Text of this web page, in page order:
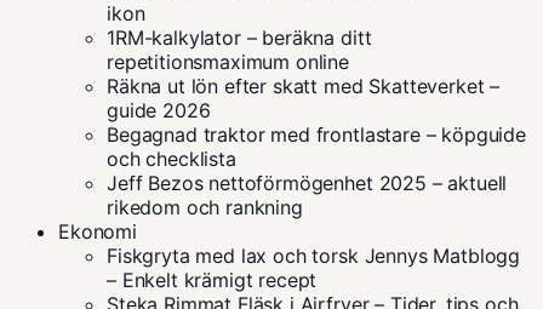
ikon
1RM-kalkylator – beräkna ditt
repetitionsmaximum online
Räkna ut lön efter skatt med Skatteverket –
guide 2026
Begagnad traktor med frontlastare – köpguide
och checklista
Jeff Bezos nettoförmögenhet 2025 – aktuell
rikedom och rankning
Ekonomi
Fiskgryta med lax och torsk Jennys Matblogg
– Enkelt krämigt recept
Steka Rimmat Fläsk i Airfryer – Tider, tips och